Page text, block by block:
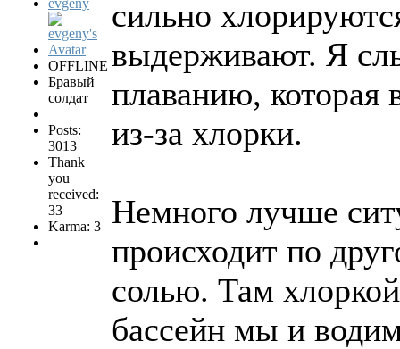
OFFLINE
Бравый
солдат
Posts:
3013
Thank
you
received:
33
Karma: 3
сильно
выдерживают. Я
плаванию,
из-за хлорки.
Немного лучше
происходит по
солью. Там
бассейн мы и